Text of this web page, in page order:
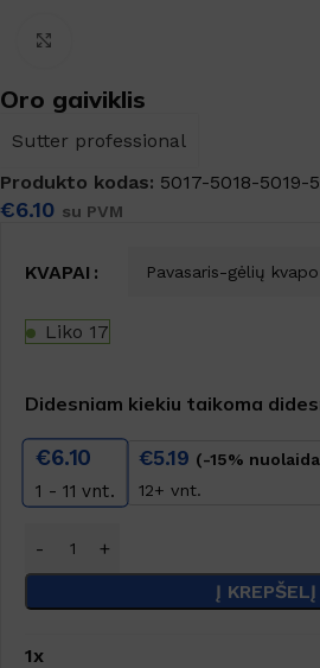
Oro gaiviklis
Sutter professional
Produkto kodas: 5017-5018-5019-
€6.10 su PVM
KVAPAI
Liko 17
Didesniam kiekiu taikoma
€6.10
1 - 11 vnt.
€5.19 (-15%
12+ vnt.
Į KREPŠELĮ
1x